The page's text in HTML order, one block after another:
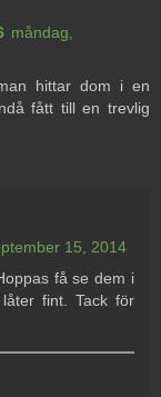
måndag,
hittar dom i en
fått till en trevlig
15, 2014
få se dem i
fint. Tack för